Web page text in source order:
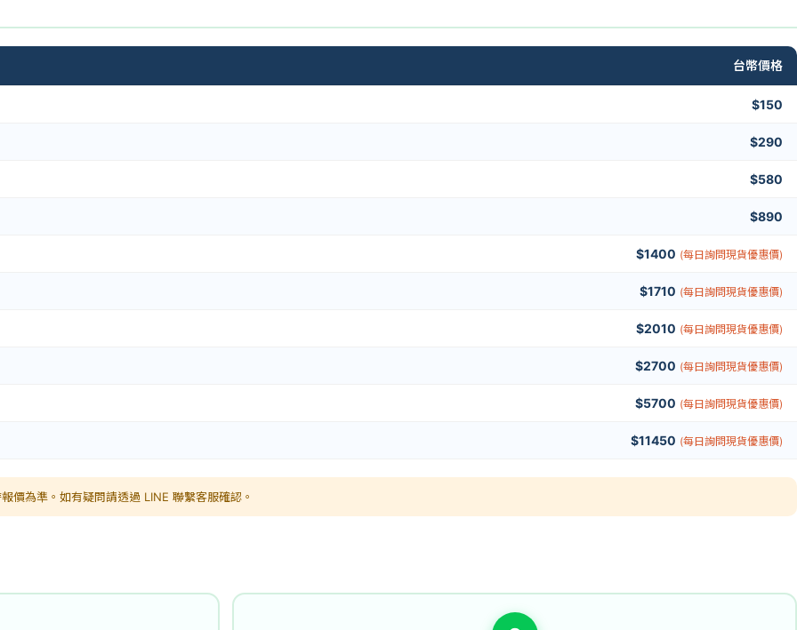
台幣價格
$150
$290
$580
$890
$1400 (每日詢問現貨優惠價)
$1710 (每日詢問現貨優惠價)
$2010 (每日詢問現貨優惠價)
$2700 (每日詢問現貨優惠價)
$5700 (每日詢問現貨優惠價)
$11450 (每日詢問現貨優惠價)
價為準。如有疑問請透過 LINE 聯繫客服確認。